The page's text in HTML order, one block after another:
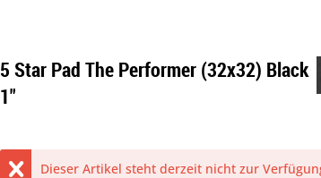
5 Star Pad The Performer (32x32) Black
1"
Dieser Artikel steht derzeit nicht zur